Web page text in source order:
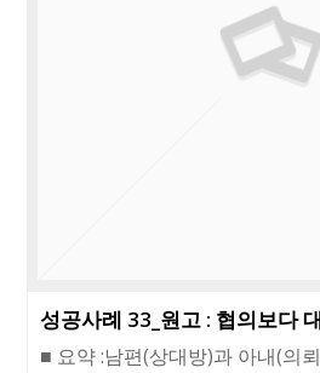
성공사례 33_원고 : 협의보다
■ 요약 :남편(상대방)과 아내(의